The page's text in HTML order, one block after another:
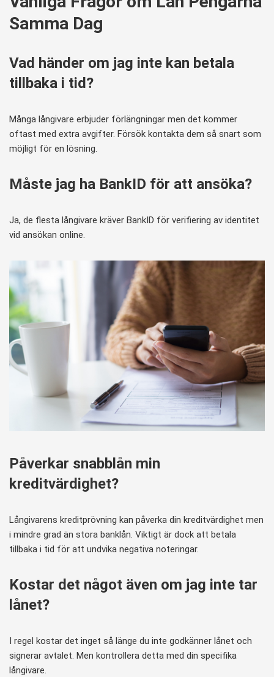
Samma Dag
Vad händer om jag inte kan betala
tillbaka i tid?
Många långivare erbjuder förlängningar men det kommer
oftast med extra avgifter. Försök kontakta dem så snart som
möjligt för en lösning.
Måste jag ha BankID för att ansöka?
Ja, de flesta långivare kräver BankID för verifiering av identitet
vid ansökan online.
Påverkar snabblån min
kreditvärdighet?
Långivarens kreditprövning kan påverka din kreditvärdighet men
i mindre grad än stora banklån. Viktigt är dock att betala
tillbaka i tid för att undvika negativa noteringar.
Kostar det något även om jag inte tar
lånet?
I regel kostar det inget så länge du inte godkänner lånet och
signerar avtalet. Men kontrollera detta med din specifika
långivare.